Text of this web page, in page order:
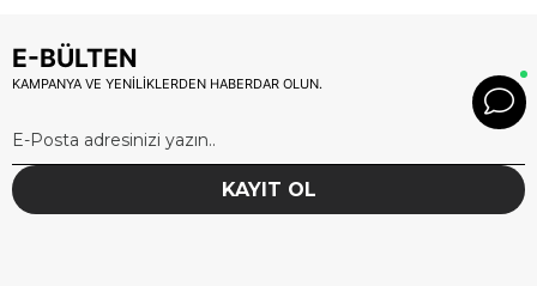
E-BÜLTEN
KAMPANYA VE YENİLİKLERDEN HABERDAR OLUN.
KAYIT OL